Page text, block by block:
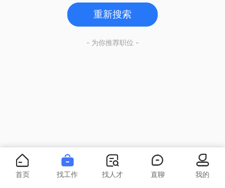
重新搜索
- 为你推荐职位 -
首页 找工作 找人才 直聊 我的